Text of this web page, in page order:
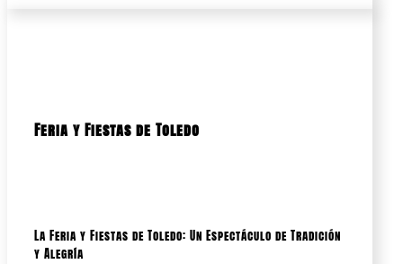
Feria y Fiestas de Toledo
La Feria y Fiestas de Toledo: Un Espectáculo de Tradición
y Alegría